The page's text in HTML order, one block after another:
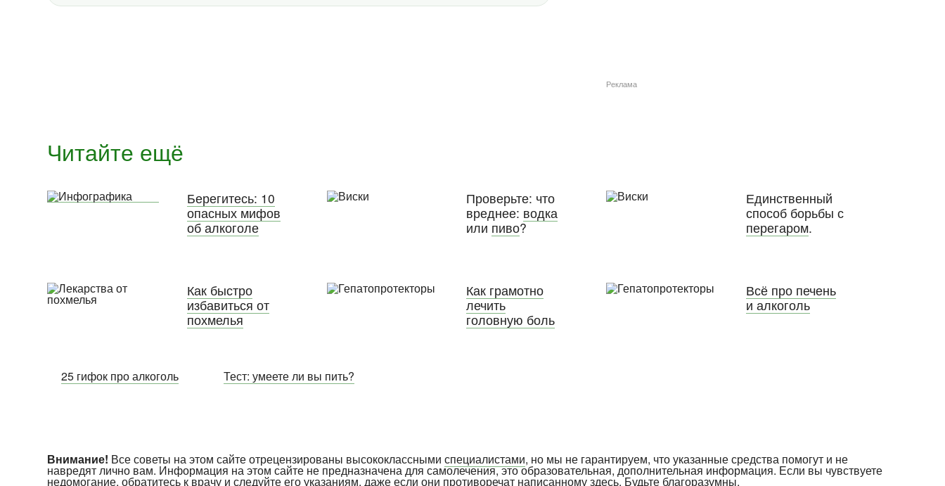
Реклама
Читайте ещё
Берегитесь: 10
опасных мифов
об алкоголе
Проверьте: что
вреднее: водка
или пиво?
Единственный
способ борьбы с
перегаром.
Как быстро
избавиться от
похмелья
Как грамотно
лечить
головную боль
Всё про печень
и алкоголь
25 гифок про алкоголь Тест: умеете ли вы пить?
Внимание! Все советы на этом сайте отрецензированы высококласснымиспециалистами, но мы не гарантируем, что указанные средства помогут и не
навредят лично вам. Информация на этом сайте не предназначена для самолечения, это образовательная, дополнительная информация. Если вы чувствуете
недомогание, обратитесь к врачу и следуйте его указаниям, даже если они противоречат написанному здесь. Будьте благоразумны.